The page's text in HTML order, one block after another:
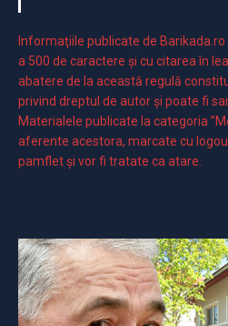
Informaţiile publicate de
a 500 de caractere şi cu citarea în
abatere de la această regulă
privind dreptul de autor și poate fi
Materialele publicate la categoria
aferente acestora, marcate cu
pamflet și vor fi tratate ca atare.